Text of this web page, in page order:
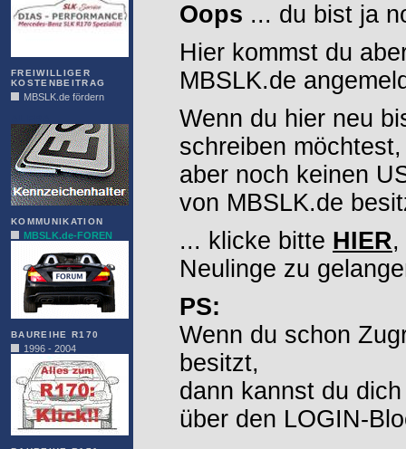
FREIWILLIGER
KOSTENBEITRAG
MBSLK.de fördern
KOMMUNIKATION
MBSLK.de-FOREN
BAUREIHE R170
1996 - 2004
Oops ... du bist ja
Hier kommst du
MBSLK.de
Wenn du hier neu
schreiben möchtest,
aber noch keinen
von MBSLK.de
... klicke bitte HIER,
Neulinge zu
PS:
Wenn du schon
besitzt,
dann kannst du
über den LOGIN-